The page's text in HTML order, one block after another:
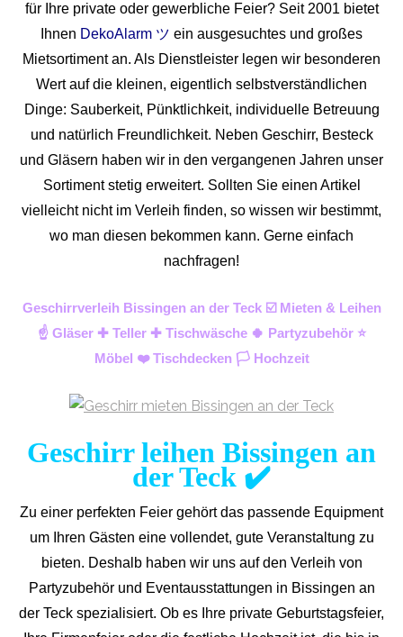
für Ihre private oder gewerbliche Feier? Seit 2001 bietet
Ihnen DekoAlarm ツ ein ausgesuchtes und großes
Mietsortiment an. Als Dienstleister legen wir besonderen
Wert auf die kleinen, eigentlich selbstverständlichen
Dinge: Sauberkeit, Pünktlichkeit, individuelle Betreuung
und natürlich Freundlichkeit. Neben Geschirr, Besteck
und Gläsern haben wir in den vergangenen Jahren unser
Sortiment stetig erweitert. Sollten Sie einen Artikel
vielleicht nicht im Verleih finden, so wissen wir bestimmt,
wo man diesen bekommen kann. Gerne einfach
nachfragen!
Geschirrverleih Bissingen an der Teck ☑️ Mieten & Leihen
☝️ Gläser ✚ Teller ✚ Tischwäsche 🍀 Partyzubehör ⭐
Möbel ❤️ Tischdecken 🏳️ Hochzeit
Geschirr leihen Bissingen an
der Teck ✔️
Zu einer perfekten Feier gehört das passende Equipment
um Ihren Gästen eine vollendet, gute Veranstaltung zu
bieten. Deshalb haben wir uns auf den Verleih von
Partyzubehör und Eventausstattungen in Bissingen an
der Teck spezialisiert. Ob es Ihre private Geburtstagsfeier,